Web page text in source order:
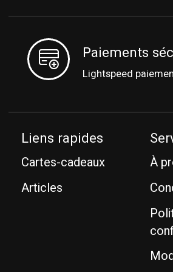
Paiements
Lightspeed
Liens rapides
Cartes-cadeaux
Articles
À